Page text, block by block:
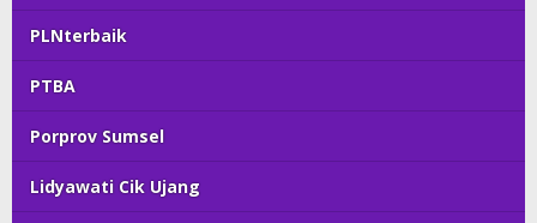
PLNterbaik
PTBA
Porprov Sumsel
Lidyawati Cik Ujang